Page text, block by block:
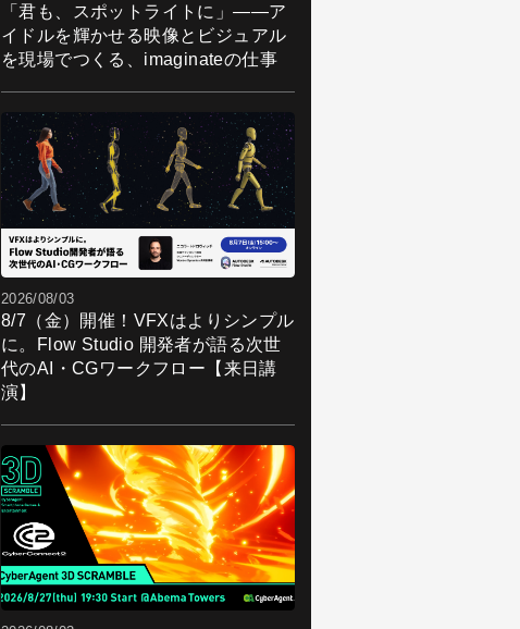
「君も、スポットライトに」――ア
イドルを輝かせる映像とビジュアル
を現場でつくる、imaginateの仕事
2026/08/03
8/7（金）開催！VFXはよりシンプル
に。Flow Studio 開発者が語る次世
代のAI・CGワークフロー【来日講
演】